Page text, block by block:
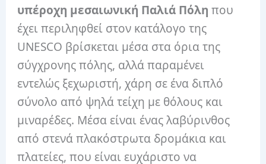
υπέροχη μεσαιωνική Παλιά Πόλη που
έχει περιληφθεί στον κατάλογο της
UNESCO βρίσκεται μέσα στα όρια της
σύγχρονης πόλης, αλλά παραμένει
εντελώς ξεχωριστή, χάρη σε ένα διπλό
σύνολο από ψηλά τείχη με θόλους και
μιναρέδες. Μέσα είναι ένας λαβύρινθος
από στενά πλακόστρωτα δρομάκια και
πλατείες, που είναι ευχάριστο να